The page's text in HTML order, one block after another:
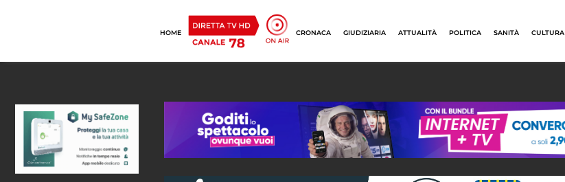
HOME CRONACA GIUDIZIARIA ATTUALITÀ POLITICA SANITÀ CULTURA